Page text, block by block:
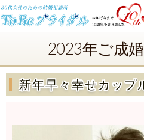
東京池袋の結婚
代女性の婚活を
るToBeブライダ
2023年ご成
新年早々幸せカップ